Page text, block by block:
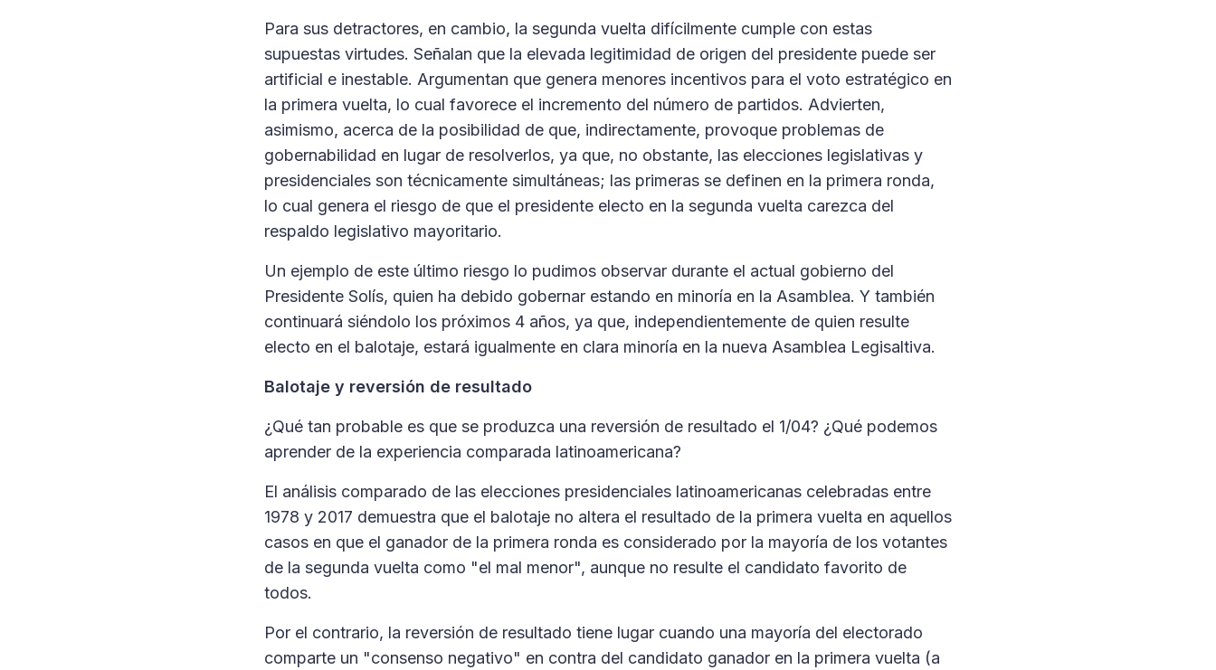
Para sus detractores, en cambio, la segunda vuelta difícilmente cumple con estas
supuestas virtudes. Señalan que la elevada legitimidad de origen del presidente puede ser
artificial e inestable. Argumentan que genera menores incentivos para el voto estratégico en
la primera vuelta, lo cual favorece el incremento del número de partidos. Advierten,
asimismo, acerca de la posibilidad de que, indirectamente, provoque problemas de
gobernabilidad en lugar de resolverlos, ya que, no obstante, las elecciones legislativas y
presidenciales son técnicamente simultáneas; las primeras se definen en la primera ronda,
lo cual genera el riesgo de que el presidente electo en la segunda vuelta carezca del
respaldo legislativo mayoritario.
Un ejemplo de este último riesgo lo pudimos observar durante el actual gobierno del
Presidente Solís, quien ha debido gobernar estando en minoría en la Asamblea. Y también
continuará siéndolo los próximos 4 años, ya que, independientemente de quien resulte
electo en el balotaje, estará igualmente en clara minoría en la nueva Asamblea Legisaltiva.
Balotaje y reversión de resultado
¿Qué tan probable es que se produzca una reversión de resultado el 1/04? ¿Qué podemos
aprender de la experiencia comparada latinoamericana?
El análisis comparado de las elecciones presidenciales latinoamericanas celebradas entre
1978 y 2017 demuestra que el balotaje no altera el resultado de la primera vuelta en aquellos
casos en que el ganador de la primera ronda es considerado por la mayoría de los votantes
de la segunda vuelta como "el mal menor", aunque no resulte el candidato favorito de
todos.
Por el contrario, la reversión de resultado tiene lugar cuando una mayoría del electorado
comparte un "consenso negativo" en contra del candidato ganador en la primera vuelta (a